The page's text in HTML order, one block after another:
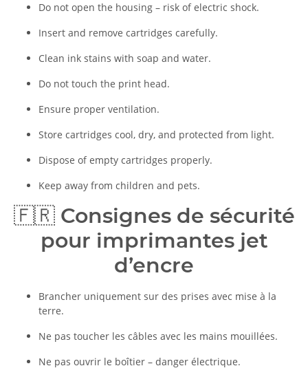
Do not open the housing – risk of electric shock.
Insert and remove cartridges carefully.
Clean ink stains with soap and water.
Do not touch the print head.
Ensure proper ventilation.
Store cartridges cool, dry, and protected from light.
Dispose of empty cartridges properly.
Keep away from children and pets.
🇫🇷 Consignes de sécurité
pour imprimantes jet
d’encre
Brancher uniquement sur des prises avec mise à la
terre.
Ne pas toucher les câbles avec les mains mouillées.
Ne pas ouvrir le boîtier – danger électrique.